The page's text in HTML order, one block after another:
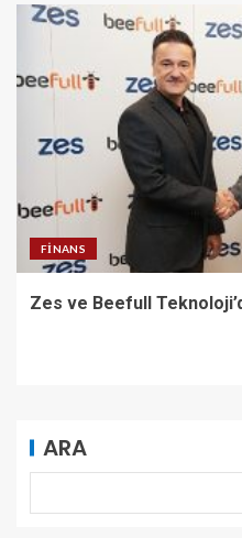
FINANS
Zes ve Beefull
ARA